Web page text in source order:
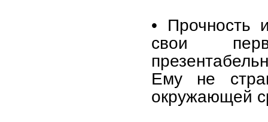
• Прочность
свои
Ему не
окружающей